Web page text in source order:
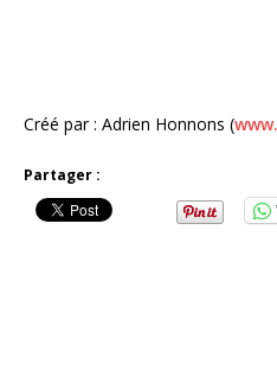
Créé par : Adrien Honnons (
Partager :